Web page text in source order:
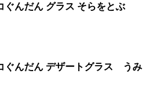
ノラネコぐんだん グラス そらをとぶ
ノラネコぐんだん デザートグラス うみ